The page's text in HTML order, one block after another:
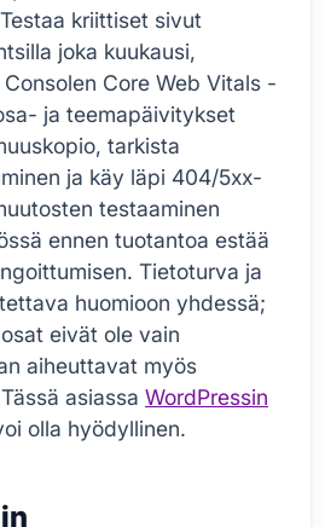
kriittiset sivut
joka kuukausi,
Core Web Vitals -
ja teemapäivitykset
tarkista
ja käy läpi 404/5xx-
testaaminen
ennen tuotantoa estää
Tietoturva ja
huomioon yhdessä;
eivät ole vain
aiheuttavat myös
asiassa WordPressin
olla hyödyllinen.